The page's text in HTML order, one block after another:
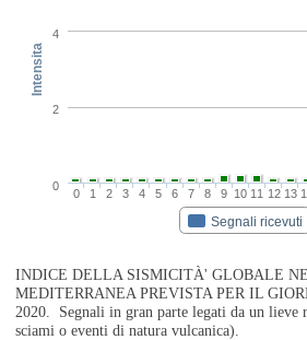
Intensita
Segnali ricevuti
0 1 2 3 4 5 6 7 8 9 10 11 12 13
0
2
4
INDICE DELLA SISMICITÀ' GLOBALE
MEDITERRANEA PREVISTA PER IL
2020. Segnali in gran parte legati da un
sciami o eventi di natura vulcanica).